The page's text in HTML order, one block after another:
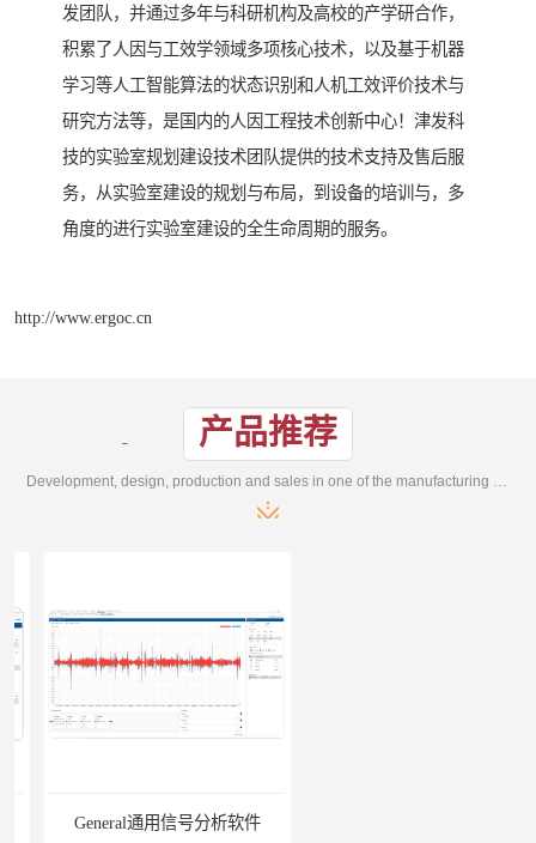
发团队，并通过多年与科研机构及高校的产学研合作，
积累了人因与工效学领域多项核心技术，以及基于机器
学习等人工智能算法的状态识别和人机工效评价技术与
研究方法等，是国内的人因工程技术创新中心！津发科
技的实验室规划建设技术团队提供的技术支持及售后服
务，从实验室建设的规划与布局，到设备的培训与，多
角度的进行实验室建设的全生命周期的服务。
http://www.ergoc.cn
产品推荐
Development, design, production and sales in one of the manufacturing enterprises
General通用信号分析软件